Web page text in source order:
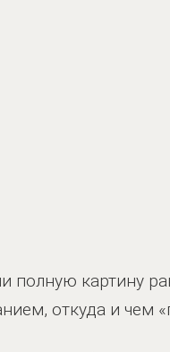
полную картину
откуда и чем